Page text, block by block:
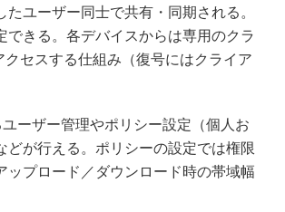
ユーザー同士で共有・同期される。
きる。各デバイスからは専用のクラ
セスする仕組み（復号にはクライア
ーザー管理やポリシー設定（個人お
どが行える。ポリシーの設定では権限
プロード／ダウンロード時の帯域幅